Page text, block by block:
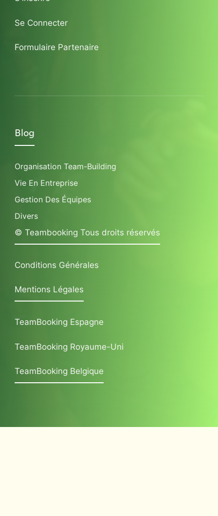
Se Connecter
Formulaire Partenaire
Blog
Organisation Team-Building
Vie En Entreprise
Gestion Des Équipes
Divers
© Teambooking Tous droits réservés
Conditions Générales
Mentions Légales
TeamBooking Espagne
TeamBooking Royaume-Uni
TeamBooking Belgique